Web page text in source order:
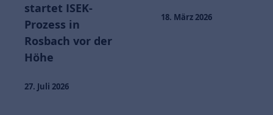
startet ISEK-
Prozess in
Rosbach vor der
Höhe
27. Juli 2026
18. März 2026